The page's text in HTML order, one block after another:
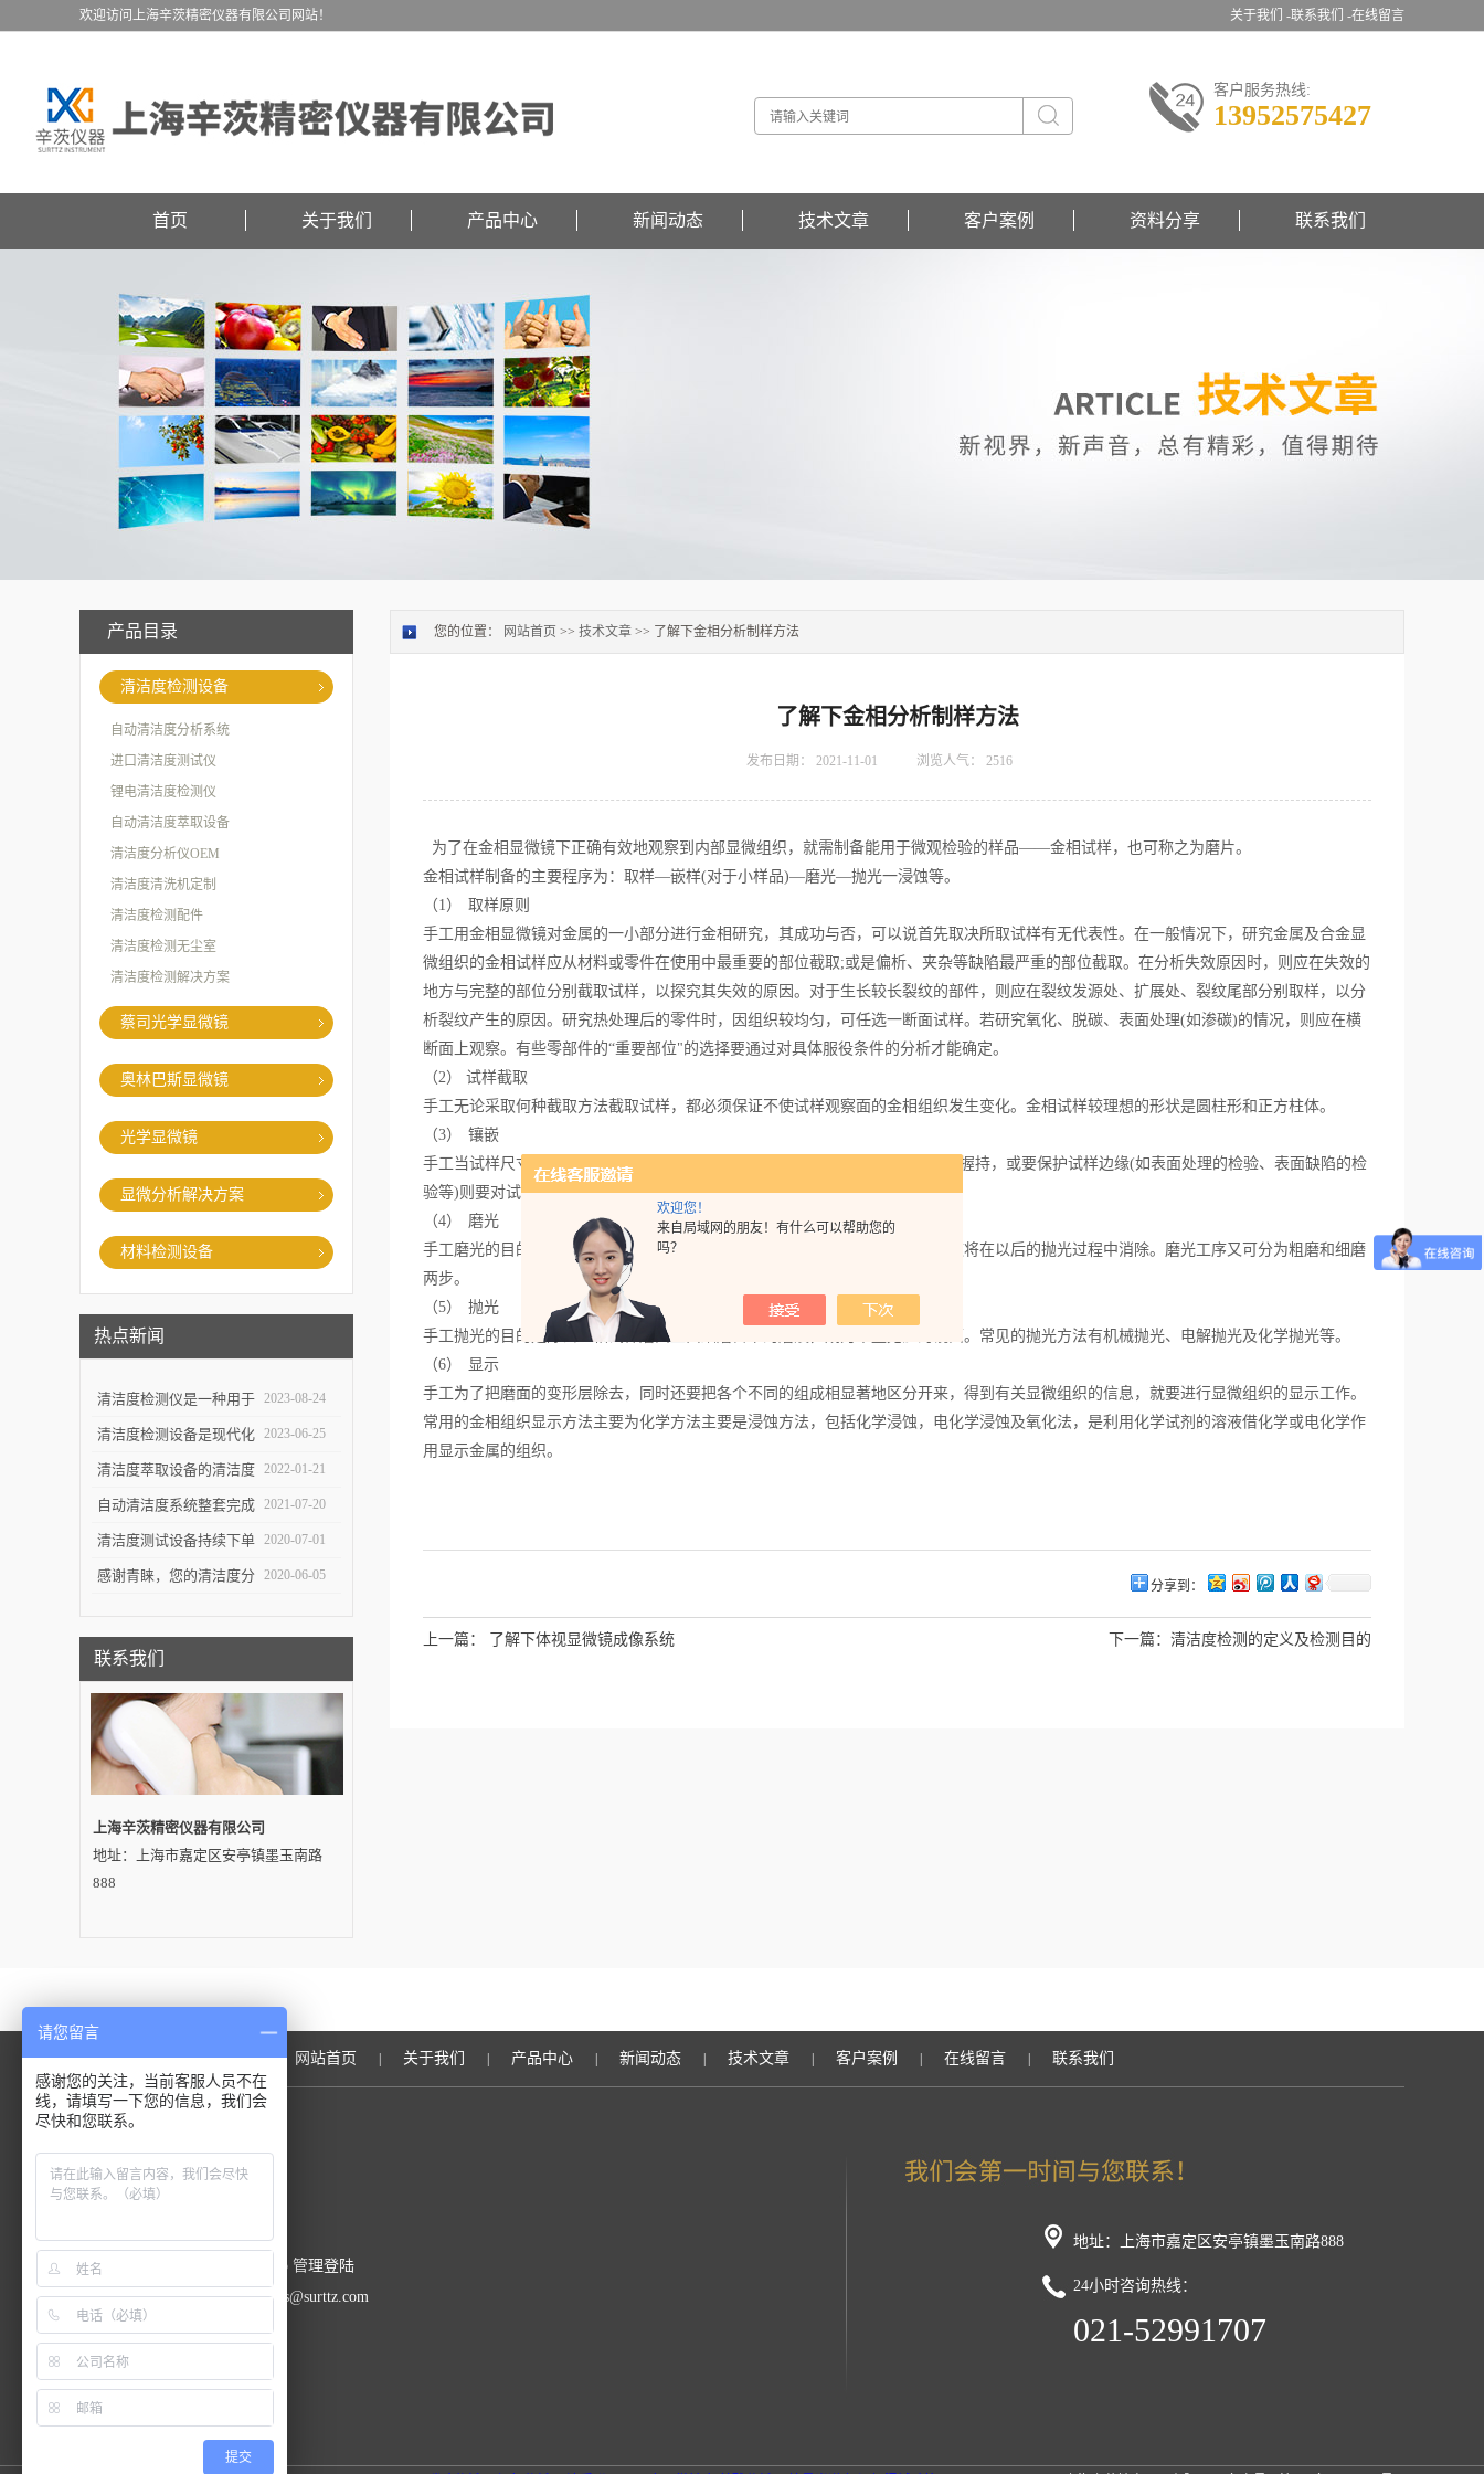
欢迎您！
来自局域网的朋友！有什么可以帮助您的
吗？
关于我们 -联系我们 -在线留言
欢迎访问上海辛茨精密仪器有限公司网站！
客户服务热线:
13952575427
首页 关于我们 产品中心 新闻动态 技术文章 客户案例 资料分享 联系我们
产品目录
清洁度检测设备
自动清洁度分析系统
进口清洁度测试仪
锂电清洁度检测仪
自动清洁度萃取设备
清洁度分析仪OEM
清洁度清洗机定制
清洁度检测配件
清洁度检测无尘室
清洁度检测解决方案
蔡司光学显微镜
奥林巴斯显微镜
光学显微镜
显微分析解决方案
材料检测设备
热点新闻
清洁度检测仪是一种用于
评估物体表面清洁程度的
重要工具
2023-08-24
清洁度检测设备是现代化
生产中*一环
2023-06-25
清洁度萃取设备的清洁度
测试对于不同系统的组件
有不同的意义
2022-01-21
自动清洁度系统整套完成
交付——吉林客户
2021-07-20
清洁度测试设备持续下单 2020-07-01
感谢青睐，您的清洁度分 2020-06-05
联系我们
上海辛茨精密仪器有限公司
地址：上海市嘉定区安亭镇墨玉南路
888
您的位置： 网站首页 >> 技术文章 >> 了解下金相分析制样方法
了解下金相分析制样方法
发布日期： 2021-11-01 浏览人气： 2516
为了在金相显微镜下正确有效地观察到内部显微组织，就需制备能用于微观检验的样品――金相试样，也可称之为磨片。
金相试样制备的主要程序为：取样—嵌样(对于小样品)—磨光—抛光一浸蚀等。
（1）
取样原则
手工用金相显微镜对金属的一小部分进行金相研究，其成功与否，可以说首先取决所取试样有无代表性。在一般情况下，研究金属及合金显
微组织的金相试样应从材料或零件在使用中最重要的部位截取;或是偏析、夹杂等缺陷最严重的部位截取。在分析失效原因时，则应在失效的
地方与完整的部位分别截取试样，以探究其失效的原因。对于生长较长裂纹的部件，则应在裂纹发源处、扩展处、裂纹尾部分别取样，以分
析裂纹产生的原因。研究热处理后的零件时，因组织较均匀，可任选一断面试样。若研究氧化、脱碳、表面处理(如渗碳)的情况，则应在横
断面上观察。有些零部件的“重要部位"的选择要通过对具体服役条件的分析才能确定。
（2）
试样截取
手工无论采取何种截取方法截取试样，都必须保证不使试样观察面的金相组织发生变化。金相试样较理想的形状是圆柱形和正方柱体。
（3）
镶嵌
手工当试样尺寸过小、形状特殊
不易握持，或要保护试样边缘(如表面处理的检验、表面缺陷的检
验等)则要对试样进行夹持或镶嵌。
（4）
磨光
手工磨光的目的是要能得到一个平整的磨面，这种磨面上还留有极细的磨痕，这将在以后的抛光过程中消除。磨光工序又可分为粗磨和细磨
两步。
（5）
抛光
手工抛光的目的是除去金相试样磨面上由细磨留下的磨痕，成为平整无疵的镜面。常见的抛光方法有机械抛光、电解抛光及化学抛光等。
（6）
显示
手工为了把磨面的变形层除去，同时还要把各个不同的组成相显著地区分开来，得到有关显微组织的信息，就要进行显微组织的显示工作。
常用的金相组织显示方法主要为化学方法主要是浸蚀方法，包括化学浸蚀，电化学浸蚀及氧化法，是利用化学试剂的溶液借化学或电化学作
用显示金属的组织。
分享到：
上一篇： 了解下体视显微镜成像系统 下一篇： 清洁度检测的定义及检测目的
网站首页 关于我们 产品中心 新闻动态 技术文章 客户案例 在线留言 联系我们
总流量：334595
GoogleSitemap 管理登陆
联系人：李经理 邮 箱：sales@surttz.com
地址：上海市嘉定区安亭镇墨玉南路888
24小时咨询热线：
021-52991707
请您留言
感谢您的关注，当前客服人员不在
线，请填写一下您的信息，我们会
尽快和您联系。
提交